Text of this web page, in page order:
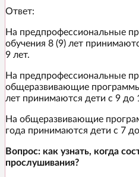
Ответ:
На предпрофессиональные
обучения 8 (9) лет
9 лет.
На предпрофессиональные
общеразвивающие
лет принимаются дети с 9 до
На общеразвивающие
года принимаются дети с 7
Вопрос: как узнать, когда
прослушивания?